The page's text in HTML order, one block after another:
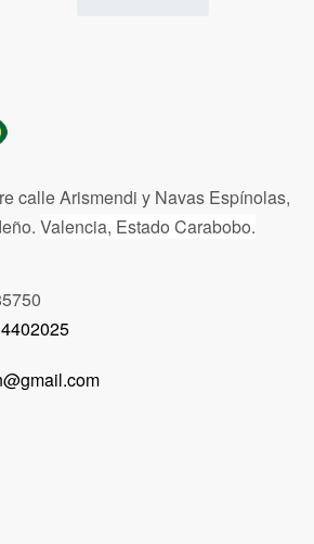
calle Arismendi y Navas Espínolas,
Valencia, Estado Carabobo.